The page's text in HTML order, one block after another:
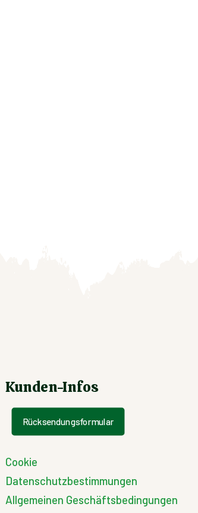
Kunden-Infos
Rücksendungsformular
Cookie
Datenschutzbestimmungen
Allgemeinen Geschäftsbedingungen